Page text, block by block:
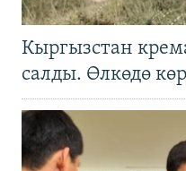
Кыргызстан
салды. Өлкөдө